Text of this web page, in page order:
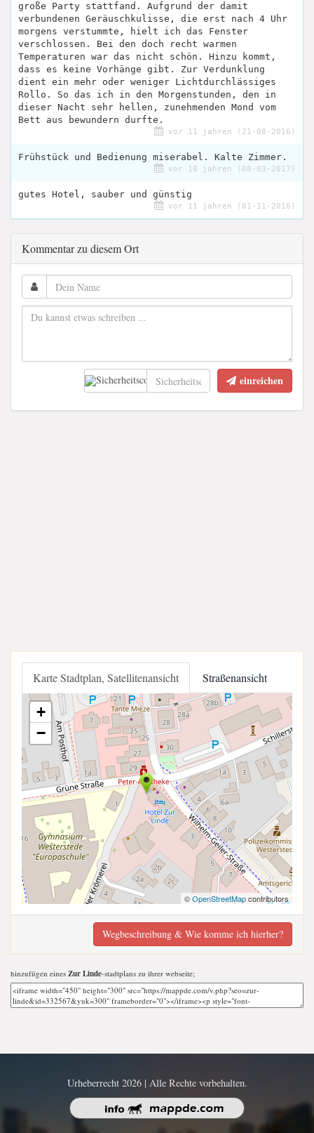
große Party stattfand. Aufgrund der damit
verbundenen Geräuschkulisse, die erst nach 4 Uhr
morgens verstummte, hielt ich das Fenster
verschlossen. Bei den doch recht warmen
Temperaturen war das nicht schön. Hinzu kommt,
dass es keine Vorhänge gibt. Zur Verdunklung
dient ein mehr oder weniger Lichtdurchlässiges
Rollo. So das ich in den Morgenstunden, den in
dieser Nacht sehr hellen, zunehmenden Mond vom
Bett aus bewundern durfte.
vor 11 jahren (21-08-2016)
Frühstück und Bedienung miserabel. Kalte Zimmer.
vor 10 jahren (08-03-2017)
gutes Hotel, sauber und günstig
vor 11 jahren (01-11-2016)
Kommentar zu diesem Ort
einreichen
Karte Stadtplan, Satellitenansicht Straßenansicht
+
−
©OpenStreetMapcontributors
Wegbeschreibung & Wie komme ich hierher?
hinzufügen eines Zur Linde-stadtplans zu ihrer webseite;
Urheberrecht 2026 | Alle Rechte vorbehalten.